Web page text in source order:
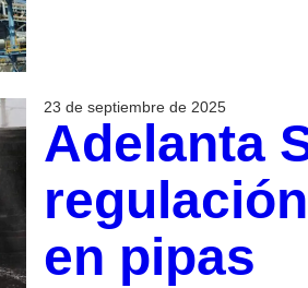
23 de septiembre de 2025
Adelanta
en pipas